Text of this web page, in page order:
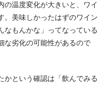
の温度変化が大きいと、ワイ
。美味しかったはずのワイン
なもんかな」ってなっている
な劣化の可能性があるので
かという確認は「飲んでみる